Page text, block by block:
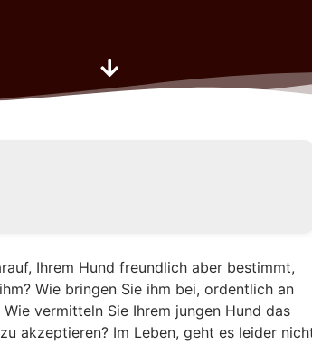
Ihrem Hund freundlich aber bestimmt,
Wie bringen Sie ihm bei, ordentlich an
vermitteln Sie Ihrem jungen Hund das
akzeptieren? Im Leben, geht es leider